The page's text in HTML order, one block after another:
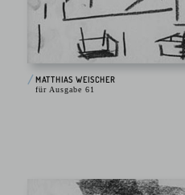
MATTHIAS WEISCHER
für Ausgabe 61